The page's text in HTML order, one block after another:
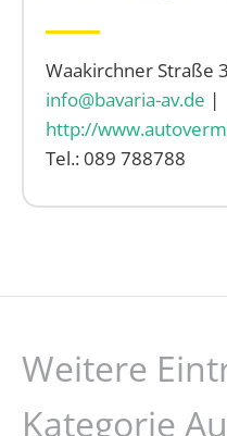
Waakirchner Straße
info@bavaria-av.de |
http://
Tel.: 089 788788
Weitere
Kategorie